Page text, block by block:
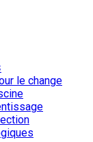
le change